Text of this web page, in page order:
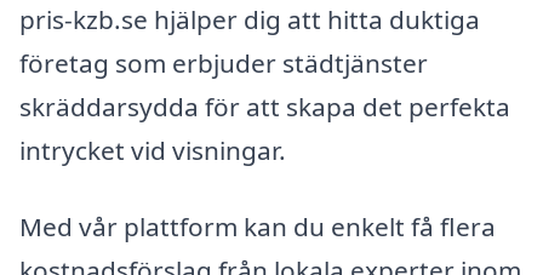
pris-kzb.se hjälper dig att hitta duktiga
företag som erbjuder städtjänster
skräddarsydda för att skapa det perfekta
intrycket vid visningar.
Med vår plattform kan du enkelt få flera